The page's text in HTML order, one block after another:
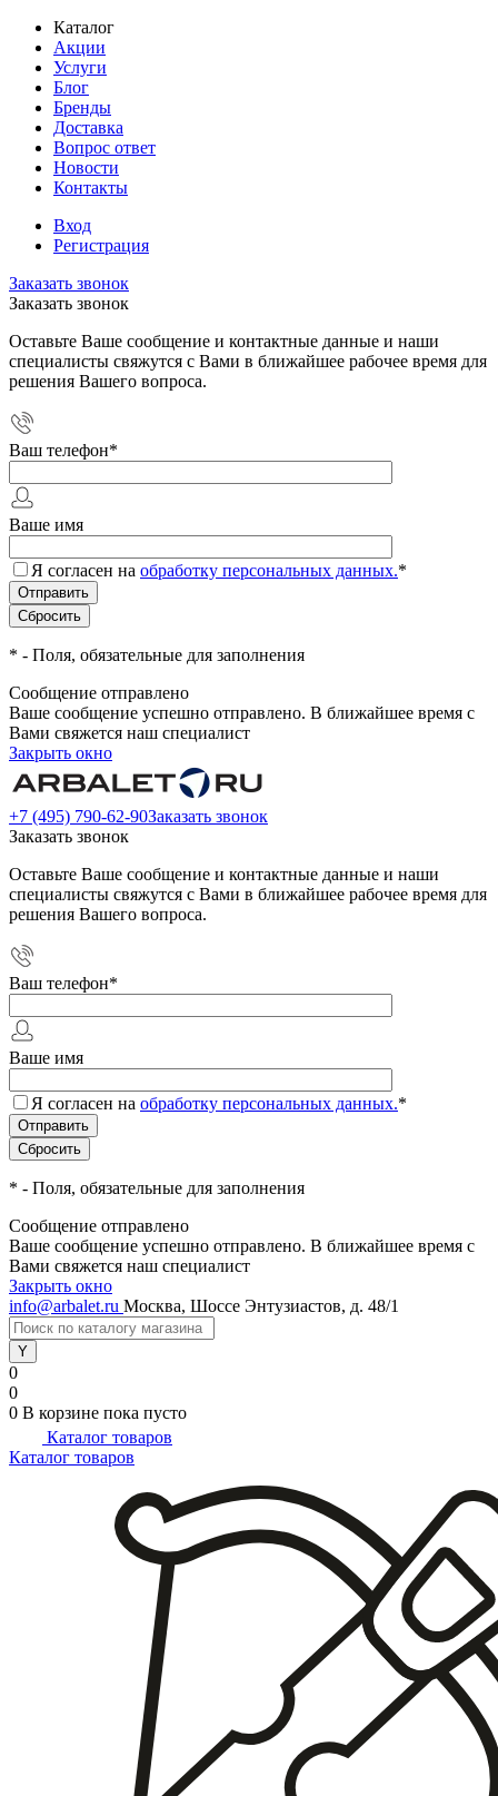
Каталог
Акции
Услуги
Блог
Бренды
Доставка
Вопрос ответ
Новости
Контакты
Вход
Регистрация
Заказать звонок
Заказать звонок
Оставьте Ваше сообщение и контактные данные и наши
специалисты свяжутся с Вами в ближайшее рабочее время для
решения Вашего вопроса.
Ваш телефон*
Ваше имя
Я согласен на обработку персональных данных.*
* - Поля, обязательные для заполнения
Сообщение отправлено
Ваше сообщение успешно отправлено. В ближайшее время с
Вами свяжется наш специалист
Закрыть окно
+7 (495) 790-62-90Заказать звонок
Заказать звонок
Оставьте Ваше сообщение и контактные данные и наши
специалисты свяжутся с Вами в ближайшее рабочее время для
решения Вашего вопроса.
Ваш телефон*
Ваше имя
Я согласен на обработку персональных данных.*
* - Поля, обязательные для заполнения
Сообщение отправлено
Ваше сообщение успешно отправлено. В ближайшее время с
Вами свяжется наш специалист
Закрыть окно
info@arbalet.ru Москва, Шоссе Энтузиастов, д. 48/1
0
0
0 В корзине пока пусто
Каталог товаров
Каталог товаров